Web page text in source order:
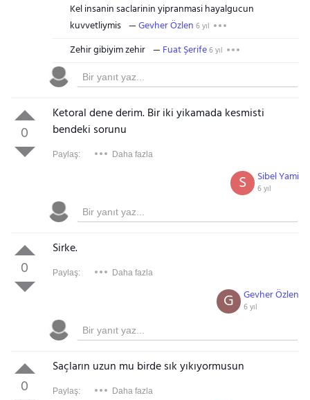
Kel insanin saclarinin yipranmasi hayalgucun
kuvvetliymis
Gevher Özlen 6 yıl
Zehir gibiyim zehir Fuat Şerife6 yıl
0
Ketoral dene derim. Bir iki yikamada kesmisti
bendeki sorunu
Paylaş: Daha fazla
Sibel Yami
6 yıl
S
0
Sirke.
Paylaş: Daha fazla
Gevher Özlen
6 yıl
G
0
Saçların uzun mu birde sık yıkıyormusun
Paylaş: Daha fazla